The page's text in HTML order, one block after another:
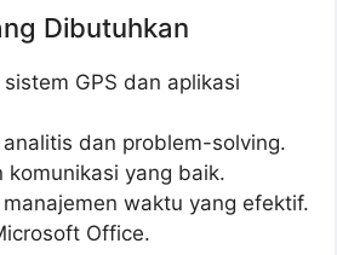
Dibutuhkan
GPS dan aplikasi
analitis dan problem-solving.
komunikasi yang baik.
manajemen waktu yang efektif.
Office.